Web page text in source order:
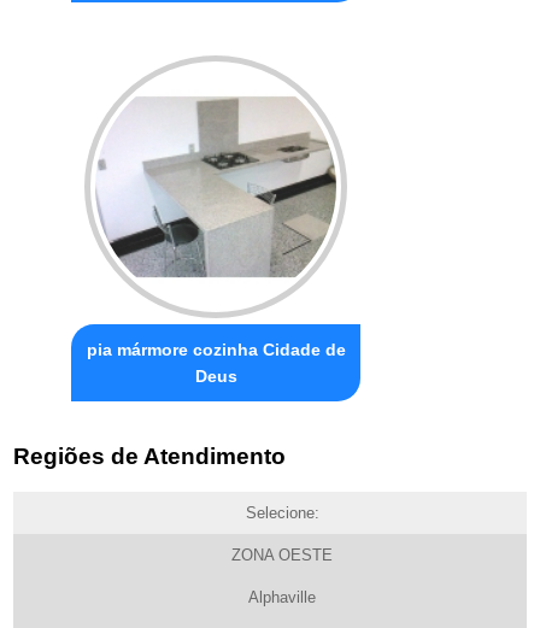
pia mármore cozinha Cidade de
Deus
Regiões de Atendimento
Selecione:
ZONA OESTE
Alphaville